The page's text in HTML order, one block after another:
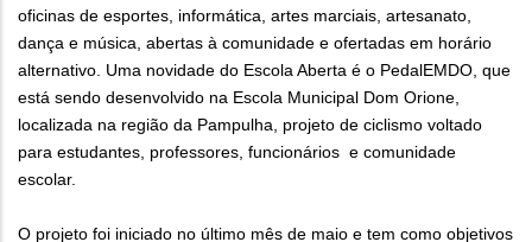
oficinas de esportes, informática, artes marciais, artesanato,
dança e música, abertas à comunidade e ofertadas em horário
alternativo. Uma novidade do Escola Aberta é o PedalEMDO, que
está sendo desenvolvido na Escola Municipal Dom Orione,
localizada na região da Pampulha, projeto de ciclismo voltado
para estudantes, professores, funcionários e comunidade
escolar.
O projeto foi iniciado no último mês de maio e tem como objetivos